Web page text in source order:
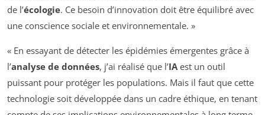
de l’écologie. Ce besoin d’innovation doit être équilibré avec
une conscience sociale et environnementale. »
« En essayant de détecter les épidémies émergentes grâce à
l’analyse de données, j’ai réalisé que l’IA est un outil
puissant pour protéger les populations. Mais il faut que cette
technologie soit développée dans un cadre éthique, en tenant